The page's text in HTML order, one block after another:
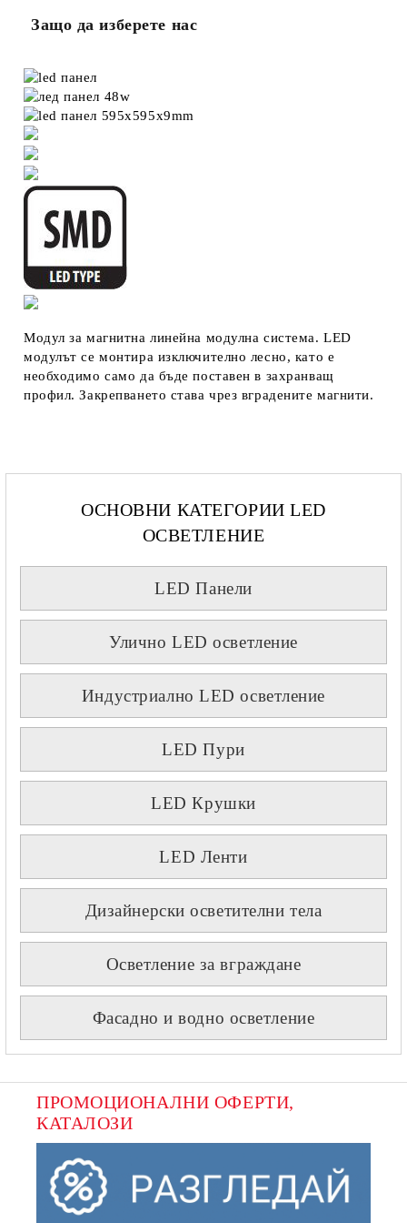
Защо да изберете нас
Модул за магнитна линейна модулна система. LED
модулът се монтира изключително лесно, като е
необходимо само да бъде поставен в захранващ
профил. Закрепването става чрез вградените магнити.
ОСНОВНИ КАТЕГОРИИ LED
ОСВЕТЛЕНИЕ
LED Панели
Улично LED осветление
Индустриално LED осветление
LED Пури
LED Крушки
LED Ленти
Дизайнерски осветителни тела
Осветление за вграждане
Фасадно и водно осветление
ПРОМОЦИОНАЛНИ ОФЕРТИ,
КАТАЛОЗИ